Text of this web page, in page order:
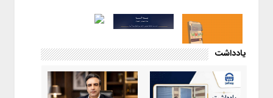
یادداشت